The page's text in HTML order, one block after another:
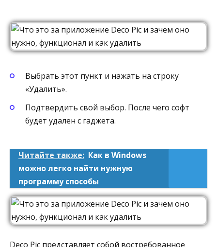
Выбрать этот пункт и нажать на строку
«Удалить».
Подтвердить свой выбор. После чего софт
будет удален с гаджета.
Читайте также: Как в Windows
можно легко найти нужную
программу способы
Deco Pic представляет собой востребованное